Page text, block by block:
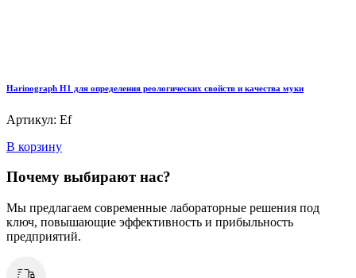
Harinograph Н1 для определения реологических свойств и качества муки
Артикул: Ef
В корзину
Почему выбирают нас?
Мы предлагаем современные лабораторные решения под
ключ, повышающие эффективность и прибыльность
предприятий.